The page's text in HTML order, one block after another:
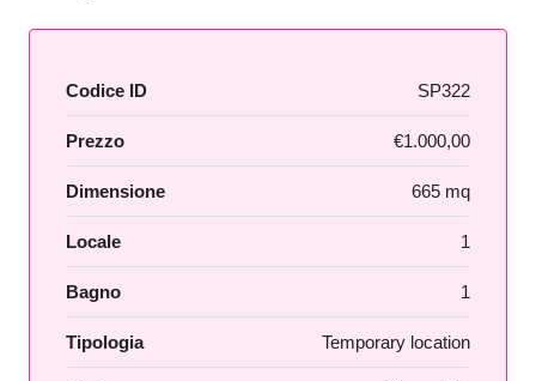
Codice ID SP322
Prezzo €1.000,00
Dimensione 665 mq
Locale 1
Bagno 1
Tipologia Temporary location